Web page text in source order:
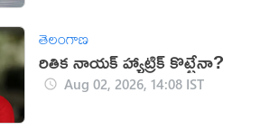
తెలంగాణ
రితిక నాయక్ హ్యాట్రిక్ కొట్టేనా?
Aug 02, 2026, 14:08 IST